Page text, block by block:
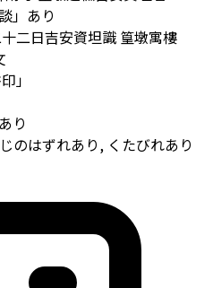
」あり
二日吉安資坦識 篁墩寓樓
」
り
のはずれあり, くたびれあり